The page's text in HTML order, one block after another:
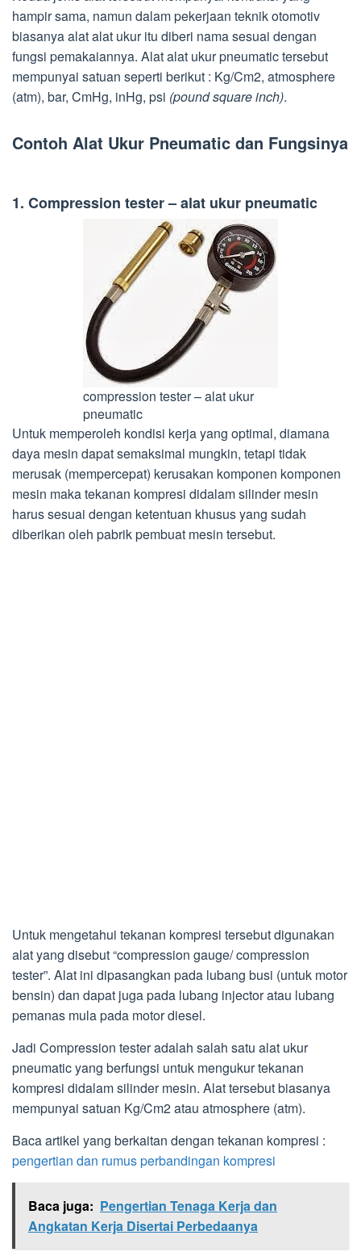
hampir sama, namun dalam pekerjaan teknik otomotiv
biasanya alat alat ukur itu diberi nama sesuai dengan
fungsi pemakaiannya. Alat alat ukur pneumatic tersebut
mempunyai satuan seperti berikut : Kg/Cm2, atmosphere
(atm), bar, CmHg, inHg, psi (pound square inch).
Contoh Alat Ukur Pneumatic dan Fungsinya
1. Compression tester – alat ukur pneumatic
compression tester – alat ukur
pneumatic
Untuk memperoleh kondisi kerja yang optimal, diamana
daya mesin dapat semaksimal mungkin, tetapi tidak
merusak (mempercepat) kerusakan komponen komponen
mesin maka tekanan kompresi didalam silinder mesin
harus sesuai dengan ketentuan khusus yang sudah
diberikan oleh pabrik pembuat mesin tersebut.
Untuk mengetahui tekanan kompresi tersebut digunakan
alat yang disebut “compression gauge/ compression
tester”. Alat ini dipasangkan pada lubang busi (untuk motor
bensin) dan dapat juga pada lubang injector atau lubang
pemanas mula pada motor diesel.
Jadi Compression tester adalah salah satu alat ukur
pneumatic yang berfungsi untuk mengukur tekanan
kompresi didalam silinder mesin. Alat tersebut biasanya
mempunyai satuan Kg/Cm2 atau atmosphere (atm).
Baca artikel yang berkaitan dengan tekanan kompresi :
pengertian dan rumus perbandingan kompresi
Baca juga: Pengertian Tenaga Kerja dan
Angkatan Kerja Disertai Perbedaanya